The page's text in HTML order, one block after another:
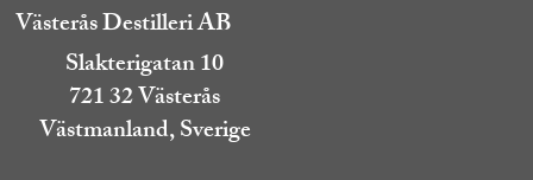
Västerås Destilleri AB
Slakterigatan 10
721 32 Västerås
Västmanland, Sverige